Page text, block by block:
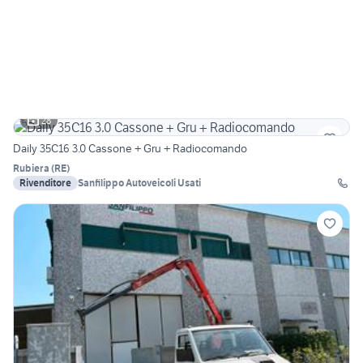
28
Daily 35C16 3.0 Cassone + Gru + Radiocomando
Rubiera (RE)
Rivenditore Sanfilippo Autoveicoli Usati